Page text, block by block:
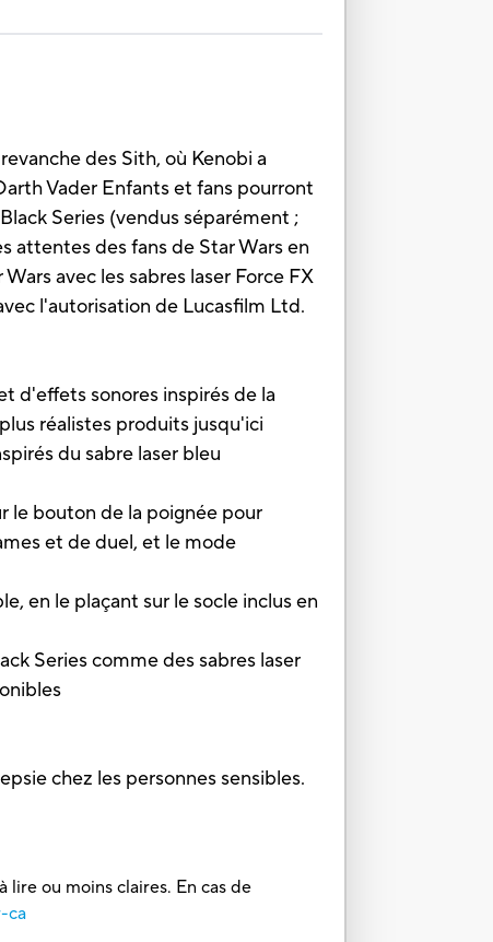
des Sith, où Kenobi a
Vader Enfants et fans pourront
Series (vendus séparément ;
attentes des fans de Star Wars en
avec les sabres laser Force FX
l'autorisation de Lucasfilm Ltd.
d'effets sonores inspirés de la
réalistes produits jusqu'ici
du sabre laser bleu
le bouton de la poignée pour
et de duel, et le mode
en le plaçant sur le socle inclus en
Series comme des sabres laser
chez les personnes sensibles.
ou moins claires. En cas de
ca